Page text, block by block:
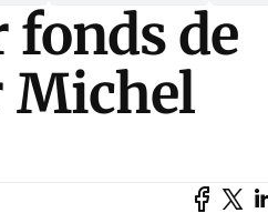
fonds de
Michel